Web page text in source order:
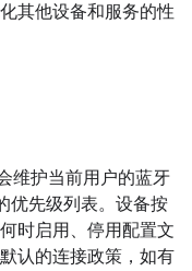
其他设备和服务的性
维护当前用户的蓝牙
优先级列表。设备按
时启用、停用配置文
认的连接政策，如有